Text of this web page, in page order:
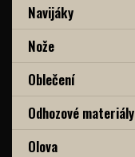
Navijáky
Nože
Oblečení
Odhozové materiály
Olova